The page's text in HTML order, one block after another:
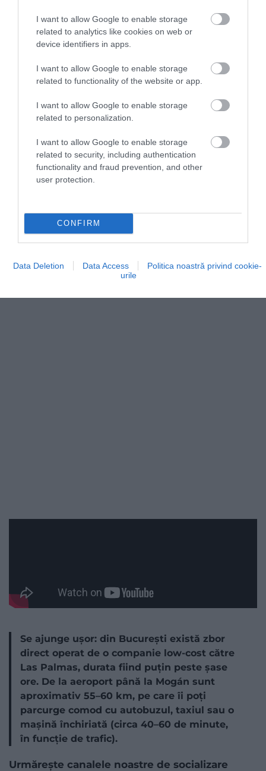
I want to allow Google to enable storage
related to analytics like cookies on web or
device identifiers in apps.
I want to allow Google to enable storage
related to functionality of the website or app.
I want to allow Google to enable storage
related to personalization.
I want to allow Google to enable storage
related to security, including authentication
functionality and fraud prevention, and other
user protection.
CONFIRM
Data Deletion Data Access
Politica noastră privind cookie-
urile
Cura sau Arguineguín sunt ușor de atins.
Cei care
nu se tem de Atlanticul din noiembrie pot face o
baie în apa cristalină.Iubitorii de natură pot pleca
în tururi de observare a delfinilor și balenelor, iar
printre stâncile de la țărm sunt populare navigarea
domol: merită văzute biserica San Antonio de Padua
și Parque de Nicolás Quesada.
atmosfera romantică și micile canale le amintesc
multora de Veneția– pe bună dreptate, chiar dacă
Mogán, cu aproape douăzeci de mii de locuitori,
rămâne un loc discret.
Se ajunge ușor: din București există zbor
direct operat de o companie low-cost către
Las Palmas, durata fiind puțin peste șase
ore. De la aeroport până la Mogán sunt
aproximativ 55–60 km, pe care îi poți
parcurge comod cu autobuzul, taxiul sau o
mașină închiriată (circa 40–60 de minute,
în funcție de trafic).
Urmărește canalele noastre de socializare